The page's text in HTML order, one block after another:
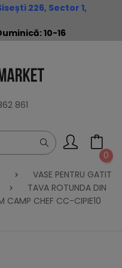
226, Sector 1,
10-16
861
0
VASE PENTRU GATIT
TAVA ROTUNDA DIN
CAMP CHEF CC-CIPIE10